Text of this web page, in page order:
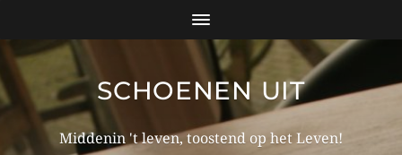
SCHOENEN UIT
Middenin 't leven, toostend op het Leven!